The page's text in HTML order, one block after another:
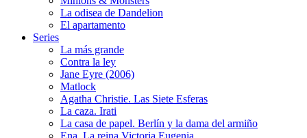
La odisea de Dandelion
El apartamento
Series
La más grande
Contra la ley
Jane Eyre (2006)
Matlock
Agatha Christie. Las Siete Esferas
La caza. Irati
La casa de papel. Berlín y la dama del armiño